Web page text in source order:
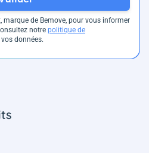
marque de Bemove, pour vous informer
notre politique de
données.